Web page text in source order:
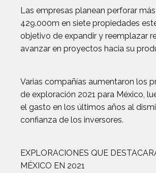
Las empresas planean perforar
429.000m en siete propiedades
objetivo de expandir y reemplazar
avanzar en proyectos hacia su
Varias compañías aumentaron los
de exploración 2021 para México,
el gasto en los últimos años al
confianza de los inversores.
EXPLORACIONES QUE
MÉXICO EN 2021